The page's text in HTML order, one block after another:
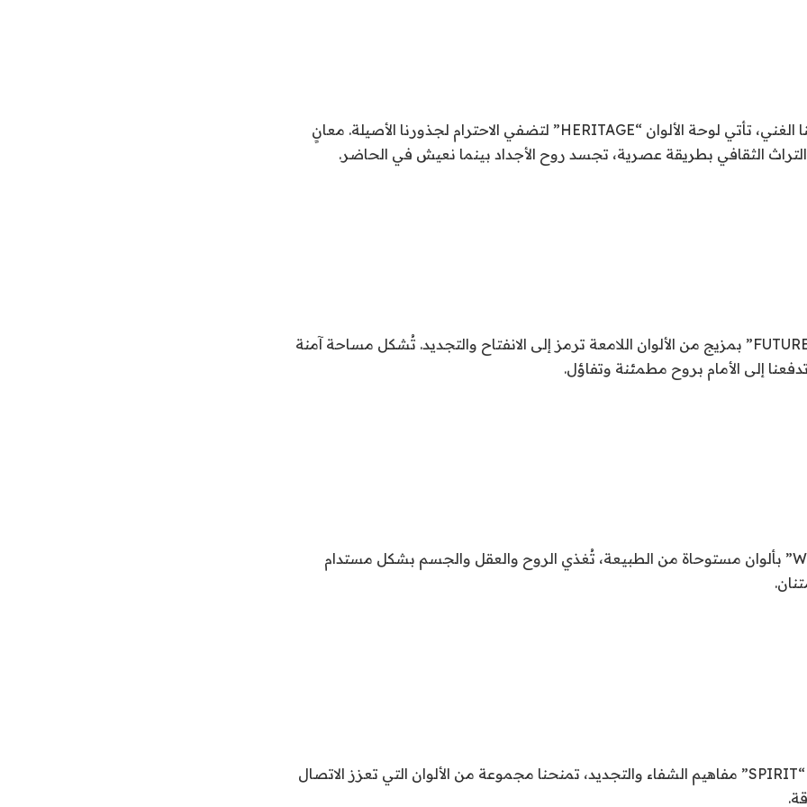
مستوحاة من تاريخنا الغني، تأتي لوحة الألوان “HERITAGE” لتضفي الاحترام لجذورنا الأصيلة. معانٍ
الثقافي بطريقة عصرية، تجسد روح الأجداد بينما نعيش في الحاضر.
تأتي عائلة الألوان “FUTURE” بمزيج من الألوان اللامعة ترمز إلى الانفتاح والتجديد. تُشكل مساحة آمنة
إلى الأمام بروح مطمئنة وتفاؤل.
تأتي “WELL-BEING” بألوان مستوحاة من الطبيعة، تُغذي الروح والعقل والجسم بشكل مستدام
تُجسد عائلة الألوان “SPIRIT” مفاهيم الشفاء والتجديد، تمنحنا مجموعة من الألوان التي تعزز الاتصال